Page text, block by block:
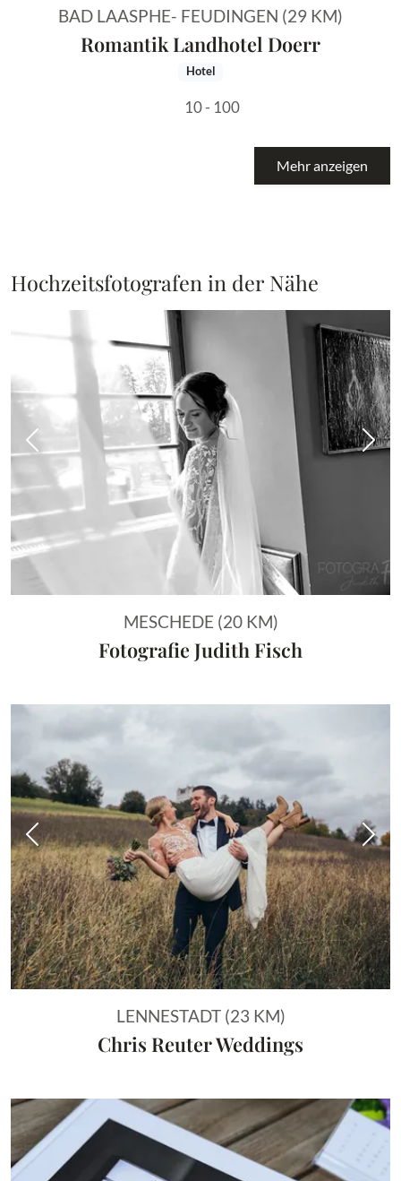
BAD LAASPHE- FEUDINGEN (29 KM)
Romantik Landhotel Doerr
Hotel
10 - 100
Mehr anzeigen
Hochzeitsfotografen in der Nähe
Vorheriges Bild
MESCHEDE (20 KM)
Fotografie Judith Fisch
Vorheriges Bild
LENNESTADT (23 KM)
Chris Reuter Weddings